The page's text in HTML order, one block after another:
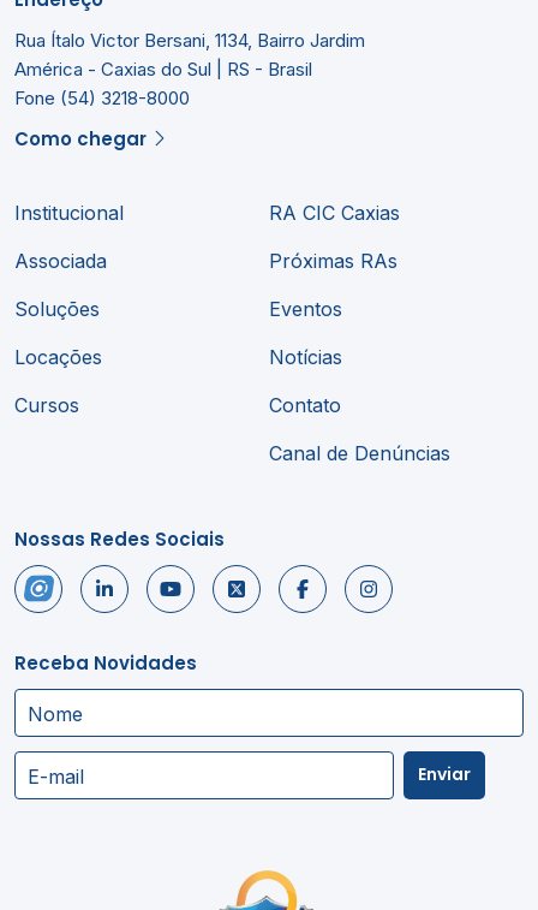
Rua Ítalo Victor Bersani, 1134, Bairro Jardim
América - Caxias do Sul | RS - Brasil
Fone (54) 3218-8000
Como chegar
Institucional
Associada
Soluções
Locações
Cursos
RA CIC Caxias
Próximas RAs
Eventos
Notícias
Contato
Canal de Denúncias
Nossas Redes Sociais
Receba Novidades
Nome
E-mail Enviar